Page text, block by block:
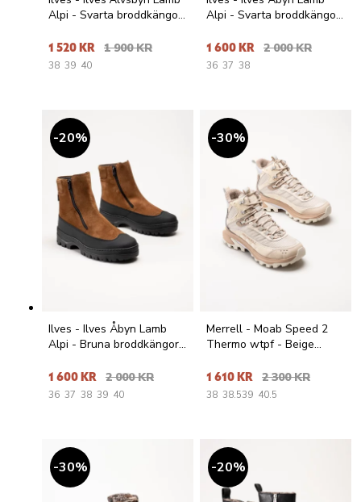
Alpi - Svarta broddkängor
1 520 KR 1 900 KR
38 39 40
Alpi - Svarta broddkängor
1 600 KR 2 000 KR
36 37 38
20%
Ilves - Ilves Åbyn Lamb
Alpi - Bruna broddkängor i
1 600 KR 2 000 KR
36 37 38 39 40
30%
Merrell - Moab Speed 2
Thermo wtpf - Beige
1 610 KR 2 300 KR
38 38.539 40.5
30% 20%